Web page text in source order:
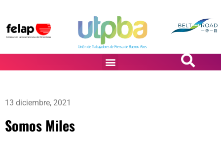
13 diciembre, 2021
Somos Miles